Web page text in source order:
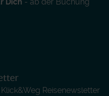
Reisenewsletter